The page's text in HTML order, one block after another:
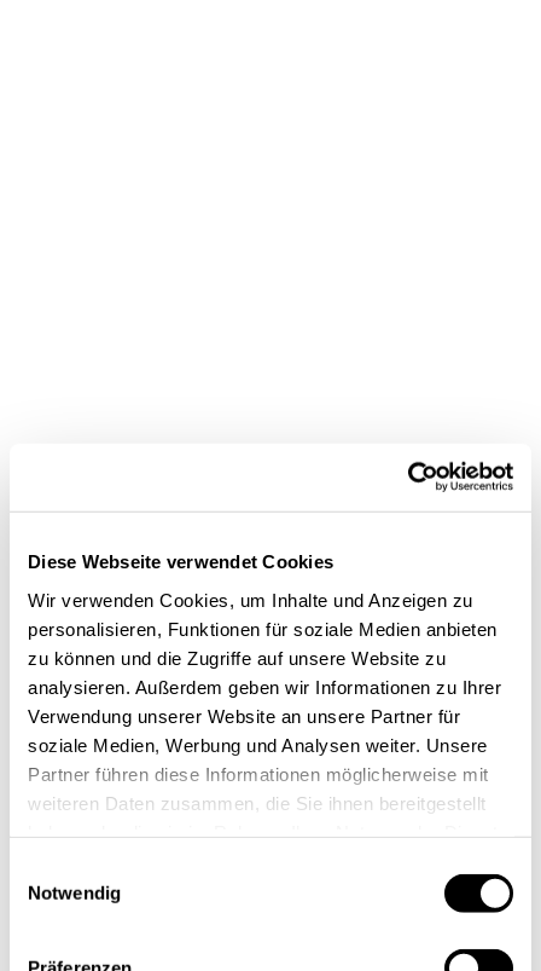
Diese Webseite verwendet Cookies
Wir verwenden Cookies, um Inhalte und Anzeigen zu
personalisieren, Funktionen für soziale Medien anbieten
zu können und die Zugriffe auf unsere Website zu
analysieren. Außerdem geben wir Informationen zu Ihrer
Verwendung unserer Website an unsere Partner für
soziale Medien, Werbung und Analysen weiter. Unsere
Partner führen diese Informationen möglicherweise mit
weiteren Daten zusammen, die Sie ihnen bereitgestellt
Notwendig
der absoluten Highlights. In diesem Jahr feiern wir mit
unserem DemoDay und dem digitalHUB-
Inkubationsprogramm bereits das fünfte Jubiläum. Mit
unserem Startup Incubator haben wir in den letzten
fünf Jahren vielen herausragenden Startups einen
initialen Schub mit auf den Weg gegeben. Die hohe
Survival Rate der teilnehmenden Teams aus den
Programms“
, Geschäftsführerin